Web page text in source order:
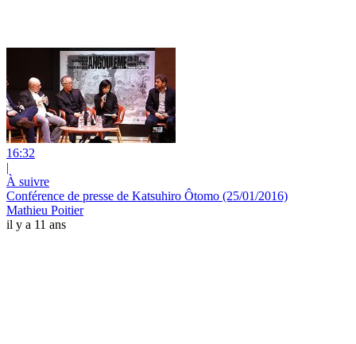
16:32
|
À suivre
Conférence de presse de Katsuhiro Ôtomo (25/01/2016)
Mathieu Poitier
il y a 11 ans